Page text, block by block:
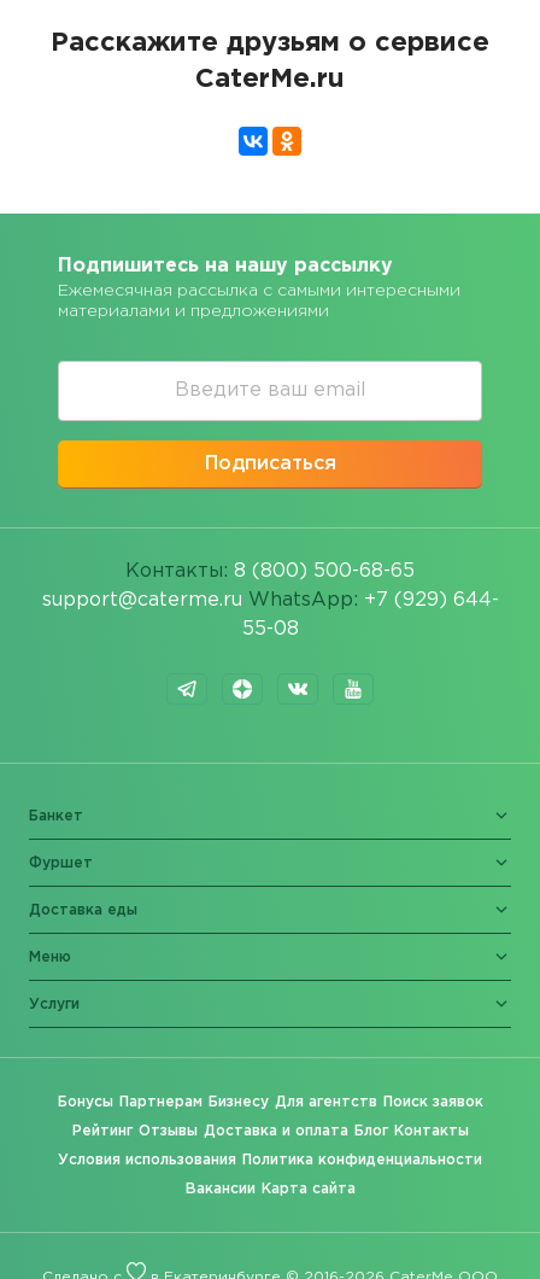
Расскажите друзьям о сервисе
CaterMe.ru
Подпишитесь на нашу рассылку
Ежемесячная рассылка с самыми интересными
материалами и предложениями
Подписаться
Контакты: 8 (800) 500-68-65
support@caterme.ru WhatsApp: +7 (929) 644-
55-08
Банкет
Фуршет
Доставка еды
Меню
Услуги
Бонусы Партнерам Бизнесу Для агентств Поиск заявок
Рейтинг Отзывы Доставка и оплата Блог Контакты
Условия использования Политика конфиденциальности
Вакансии Карта сайта